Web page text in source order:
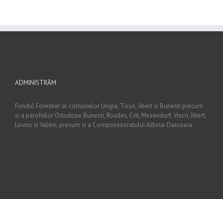
ADMINISTRĂM
Fondul Forestier al comunelor Ungra, Ticus, Jibert si Bunesti precum
si a parohiilor Ortodoxe Bunesti, Roades, Crit, Mesendorf, Viscri, Jibert,
Lovnic si Valeni, precum si a Composesoratului Albina-Daisoara.